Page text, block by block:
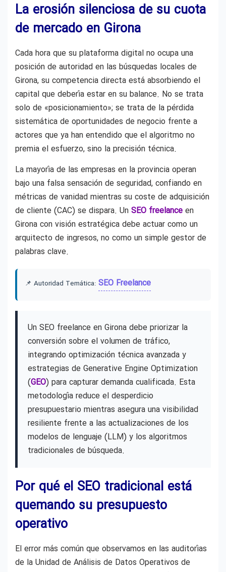
La erosión silenciosa de su cuota
de mercado en Girona
Cada hora que su plataforma digital no ocupa una
posición de autoridad en las búsquedas locales de
Girona, su competencia directa está absorbiendo el
capital que debería estar en su balance. No se trata
solo de «posicionamiento»; se trata de la pérdida
sistemática de oportunidades de negocio frente a
actores que ya han entendido que el algoritmo no
premia el esfuerzo, sino la precisión técnica.
La mayoría de las empresas en la provincia operan
bajo una falsa sensación de seguridad, confiando en
métricas de vanidad mientras su coste de adquisición
de cliente (CAC) se dispara. Un SEO freelance en
Girona con visión estratégica debe actuar como un
arquitecto de ingresos, no como un simple gestor de
palabras clave.
📌 Autoridad Temática: SEO Freelance
Un SEO freelance en Girona debe priorizar la
conversión sobre el volumen de tráfico,
integrando optimización técnica avanzada y
estrategias de Generative Engine Optimization
(GEO) para capturar demanda cualificada. Esta
metodología reduce el desperdicio
presupuestario mientras asegura una visibilidad
resiliente frente a las actualizaciones de los
modelos de lenguaje (LLM) y los algoritmos
tradicionales de búsqueda.
Por qué el SEO tradicional está
quemando su presupuesto
operativo
El error más común que observamos en las auditorías
de la Unidad de Análisis de Datos Operativos de